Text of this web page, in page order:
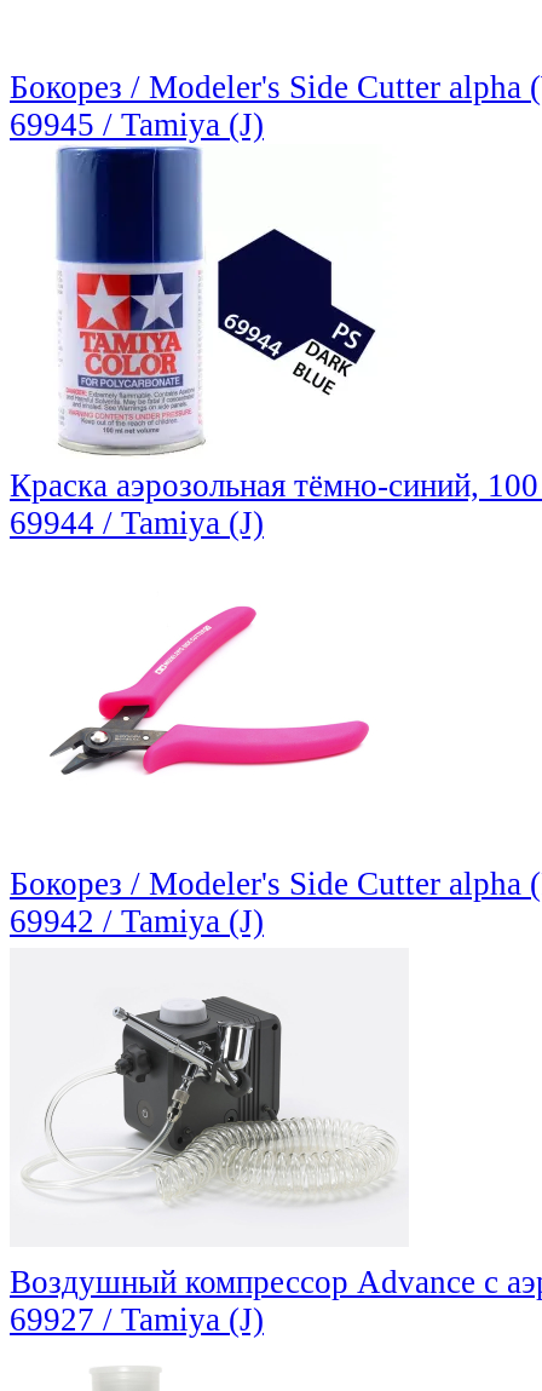
Бокорез / Modeler's Side Cutter alpha
69945 / Tamiya (J)
Краска аэрозольная тёмно-синий,
69944 / Tamiya (J)
Бокорез / Modeler's Side Cutter alpha
69942 / Tamiya (J)
Воздушный компрессор Advance с
69927 / Tamiya (J)